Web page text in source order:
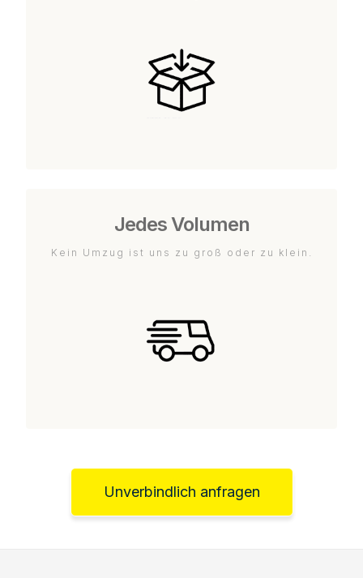
Jedes Volumen
Kein Umzug ist uns zu groß oder zu klein.
Unverbindlich anfragen